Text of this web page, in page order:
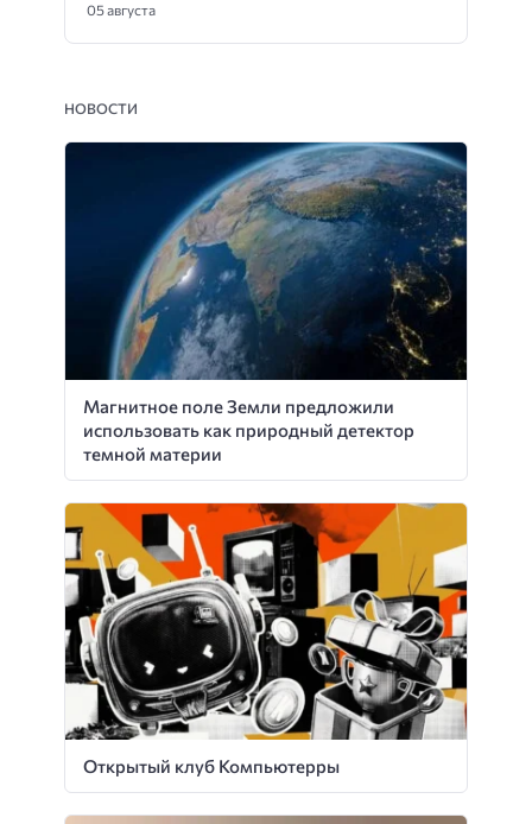
05 августа
НОВОСТИ
Магнитное поле Земли предложили
использовать как природный детектор
темной материи
Открытый клуб Компьютерры